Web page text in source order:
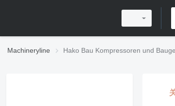
Machineryline Hako Bau Kompressoren und